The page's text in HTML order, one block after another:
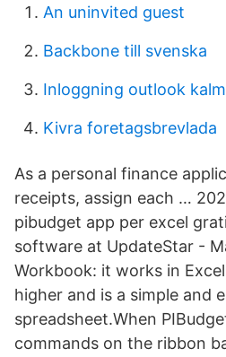
An uninvited guest
Backbone till svenska
Inloggning outlook
Kivra foretagsbrevlada
As a personal finance
receipts, assign each …
pibudget app per excel
software at UpdateStar -
Workbook: it works in
higher and is a simple and
spreadsheet.When
commands on the ribbon